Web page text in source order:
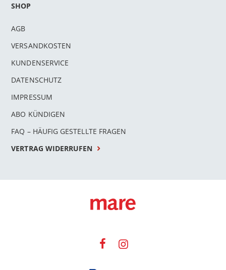
SHOP
AGB
VERSANDKOSTEN
KUNDENSERVICE
DATENSCHUTZ
IMPRESSUM
ABO KÜNDIGEN
FAQ – HÄUFIG GESTELLTE FRAGEN
VERTRAG WIDERRUFEN